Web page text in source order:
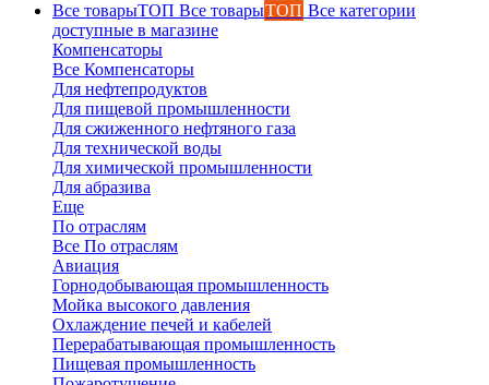
Все товарыТОП Все категории
доступные в магазине
Компенсаторы
Все Компенсаторы
Для нефтепродуктов
Для пищевой промышленности
Для сжиженного нефтяного газа
Для технической воды
Для химической промышленности
Для абразива
Еще
По отраслям
Все По отраслям
Авиация
Горнодобывающая промышленность
Мойка высокого давления
Охлаждение печей и кабелей
Перерабатывающая промышленность
Пищевая промышленность